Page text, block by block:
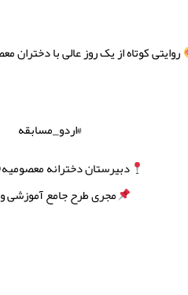
روایتی کوتاه از یک روز عالی با دختران
#اردو_مسابقه
دبیرستان دخترانه
مجری طرح جامع آموزشی